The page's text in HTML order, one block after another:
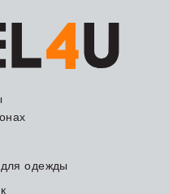
для одежды